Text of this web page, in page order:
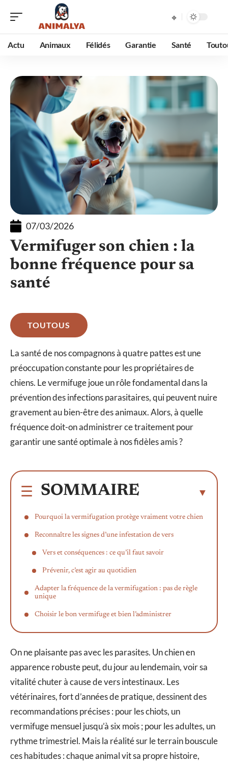
Actu Animaux Félidés Garantie Santé
07/03/2026
Vermifuger son chien : la
bonne fréquence pour sa
santé
TOUTOUS
La santé de nos compagnons à quatre pattes est une
préoccupation constante pour les propriétaires de
chiens. Le vermifuge joue un rôle fondamental dans la
prévention des infections parasitaires, qui peuvent nuire
gravement au bien-être des animaux. Alors, à quelle
fréquence doit-on administrer ce traitement pour
garantir une santé optimale à nos fidèles amis ?
SOMMAIRE
Pourquoi la vermifugation protège vraiment votre chien
Reconnaître les signes d’une infestation de vers
Vers et conséquences : ce qu’il faut savoir
Prévenir, c’est agir au quotidien
Adapter la fréquence de la vermifugation : pas de règle
unique
Choisir le bon vermifuge et bien l’administrer
On ne plaisante pas avec les parasites. Un chien en
apparence robuste peut, du jour au lendemain, voir sa
vitalité chuter à cause de vers intestinaux. Les
vétérinaires, fort d’années de pratique, dessinent des
recommandations précises : pour les chiots, un
vermifuge mensuel jusqu’à six mois ; pour les adultes, un
rythme trimestriel. Mais la réalité sur le terrain bouscule
ces habitudes : chaque animal vit sa propre histoire,